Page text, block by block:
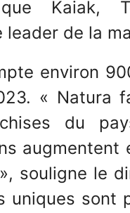
Kaiak,
de la
environ
« Natura
du
augmentent
souligne le
uniques sont